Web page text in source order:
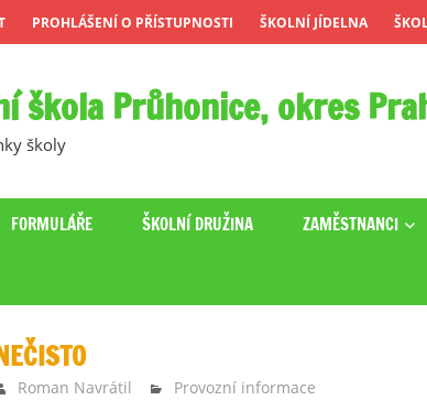
PROHLÁŠENÍ O PŘÍSTUPNOSTI ŠKOLNÍ JÍDELNA
škola Průhonice, okres
školy
FORMULÁŘE ŠKOLNÍ DRUŽINA ZAMĚSTNANCI
Roman Navrátil Provozní informace